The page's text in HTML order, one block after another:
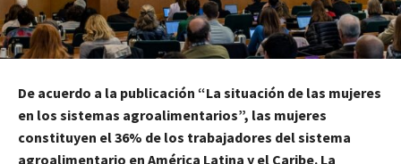
De acuerdo a la publicación “La situación de las mujeres
en los sistemas agroalimentarios”, las mujeres
constituyen el 36% de los trabajadores del sistema
agroalimentario en América Latina y el Caribe. La